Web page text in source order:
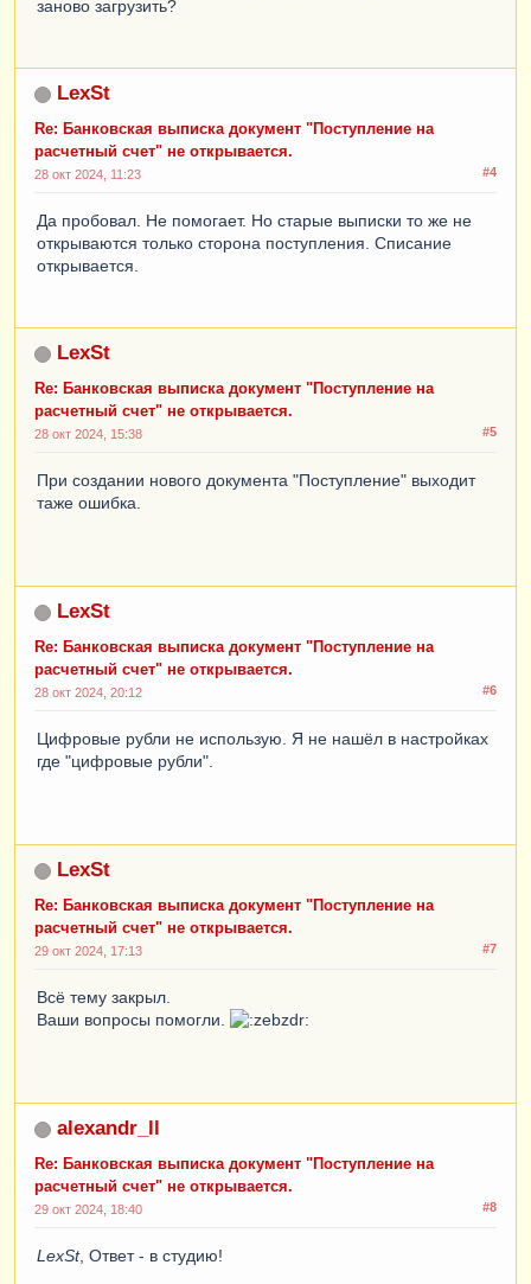
заново загрузить?
LexSt
Re: Банковская выписка документ "Поступление на
расчетный счет" не открывается.
#4
28 окт 2024, 11:23
Да пробовал. Не помогает. Но старые выписки то же не
открываются только сторона поступления. Списание
открывается.
LexSt
Re: Банковская выписка документ "Поступление на
расчетный счет" не открывается.
#5
28 окт 2024, 15:38
При создании нового документа "Поступление" выходит
таже ошибка.
LexSt
Re: Банковская выписка документ "Поступление на
расчетный счет" не открывается.
#6
28 окт 2024, 20:12
Цифровые рубли не использую. Я не нашёл в настройках
где "цифровые рубли".
LexSt
Re: Банковская выписка документ "Поступление на
расчетный счет" не открывается.
#7
29 окт 2024, 17:13
Всё тему закрыл.
Ваши вопросы помогли.
alexandr_ll
Re: Банковская выписка документ "Поступление на
расчетный счет" не открывается.
#8
29 окт 2024, 18:40
LexSt, Ответ - в студию!